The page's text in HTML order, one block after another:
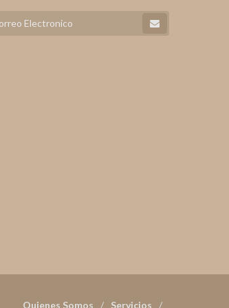
Quienes Somos Servicios